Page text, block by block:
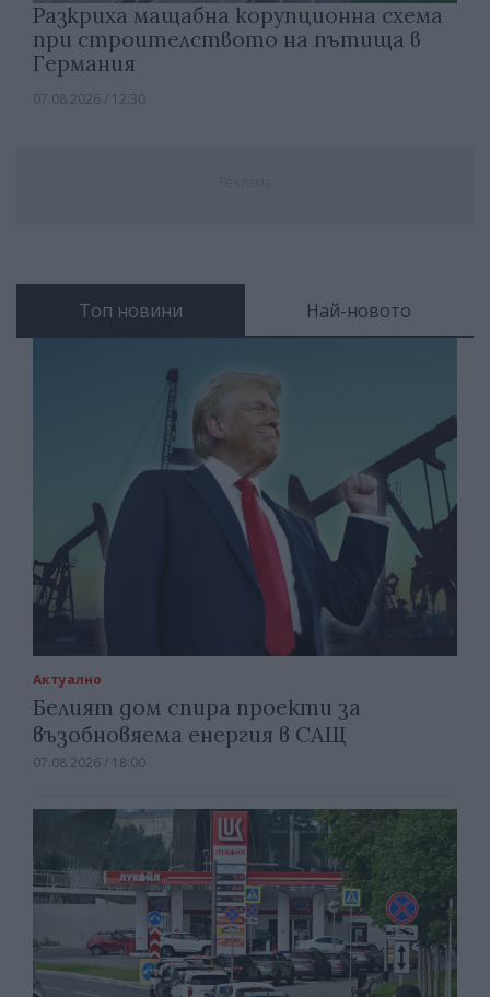
Разкриха мащабна корупционна схема
при строителството на пътища в
Германия
07.08.2026 / 12:30
Топ новини Най-новото
Актуално
Белият дом спира проекти за
възобновяема енергия в САЩ
07.08.2026 / 18:00